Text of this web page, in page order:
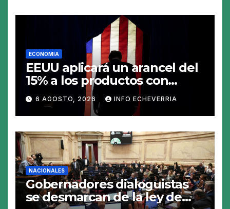
ECONOMIA
EEUU aplicará un arancel del
15% a los productos con
polisilicio para frenar el
avance de China
6 AGOSTO, 2026 INFO ECHEVERRIA
NACIONALES
Gobernadores dialoguistas
se desmarcan de la ley de